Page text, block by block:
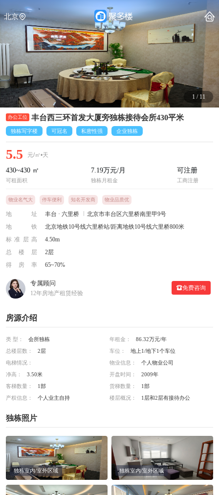
北京
1/ 11
丰台西三环首发大厦旁独栋接待会所430平米
独栋写字楼 可冠名 私密性强 企业独栋
5.5 元/㎡•天
430~430 ㎡
可租面积
7.19万元/月
独栋月租金
可注册
工商注册
物业名气大 停车便利 知名开发商 物业品质优
地址 丰台 · 六里桥
北京市丰台区六里桥南里甲9号
地铁
北京地铁10号线六里桥站/距离地铁10号线六里桥800米
标准层高
4.50m
总楼层
2层
得房率
65~70%
专属顾问
12年房地产租赁经验
免费咨询
房源介绍
类 型： 会所独栋 年租金：
86.32万元/年
总楼层数：
2层 车位：
地上1/地下1个车位
电梯情况：
物业信息：
个人物业公司
净高：
3.50米 开盘时间：
2009年
客梯数量：
1部 货梯数量：
1部
产权信息：
个人业主自持 楼层概况： 1层和2层有接待办公
独栋照片
独栋室内/室外区域 独栋室内/室外区域